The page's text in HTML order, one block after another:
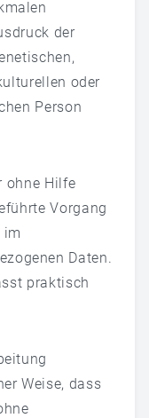
der
oder
Person
ohne Hilfe
Vorgang
im
Daten.
praktisch
Weise, dass